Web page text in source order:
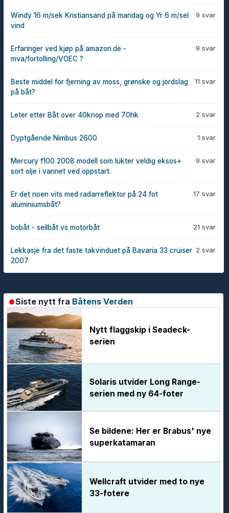
9 svar
Windy 16 m/sek Kristiansand på mandag og Yr 6 m/sel
vind
9 svar
Erfaringer ved kjøp på amazon.de -
mva/fortolling/VOEC ?
11 svar
Beste middel for fjerning av moss, grønske og jordslag
på båt?
2 svar
Leter etter Båt over 40knop med 70hk
1 svar
Dyptgående Nimbus 2600
9 svar
Mercury f100 2008 modell som lukter veldig eksos+
sort olje i vannet ved oppstart.
17 svar
Er det noen vits med radarreflektor på 24 fot
aluminiumsbåt?
21 svar
bobåt - seilbåt vs motorbåt
2 svar
Lekkasje fra det faste takvinduet på Bavaria 33 cruiser
2007
Siste nytt fra Båtens Verden
Nytt flaggskip i Seadeck-
serien
Solaris utvider Long Range-
serien med ny 64-foter
Se bildene: Her er Brabus' nye
superkatamaran
Wellcraft utvider med to nye
33-fotere